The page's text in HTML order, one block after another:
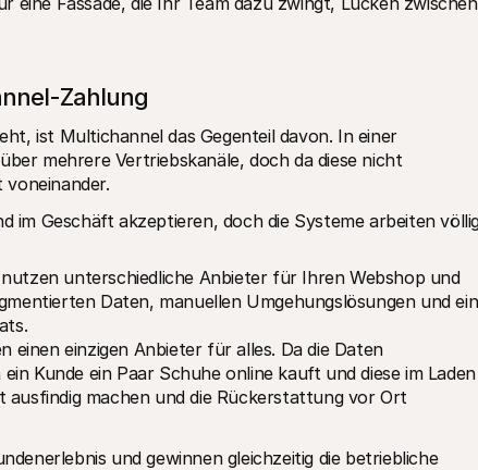
Zahlung
ist Multichannel das Gegenteil davon. In einer
mehrere Vertriebskanäle, doch da diese nicht
voneinander.
im Geschäft akzeptieren, doch die Systeme arbeiten
nutzen unterschiedliche Anbieter für Ihren Webshop und
Daten, manuellen Umgehungslösungen und
einen einzigen Anbieter für alles. Da die Daten
Kunde ein Paar Schuhe online kauft und diese im Laden
machen und die Rückerstattung vor Ort
und gewinnen gleichzeitig die betriebliche